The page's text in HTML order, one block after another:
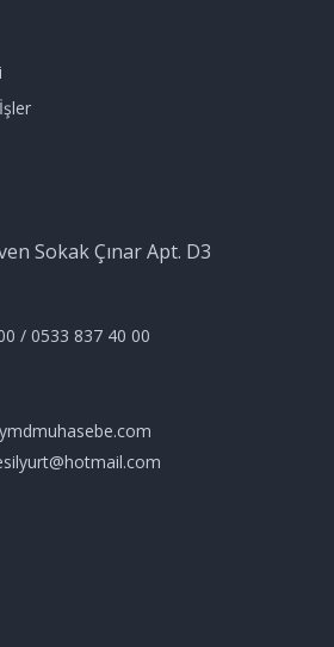
Sokak Çınar Apt. D3
/ 0533 837 40 00